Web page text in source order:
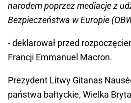
narodem poprzez mediacje z
Bezpieczeństwa w Europie
- deklarował przed
Francji Emmanuel Macron.
Prezydent Litwy Gitanas
państwa bałtyckie, Wielka